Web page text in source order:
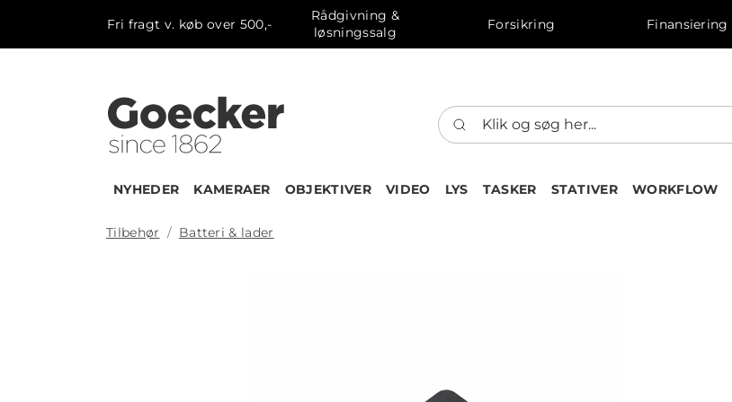
Fri fragt v. køb over 500,-
Rådgivning &
løsningssalg
Forsikring Finansiering
NYHEDER KAMERAER OBJEKTIVER VIDEO LYS TASKER STATIVER WORKFLOW
Tilbehør Batteri & lader